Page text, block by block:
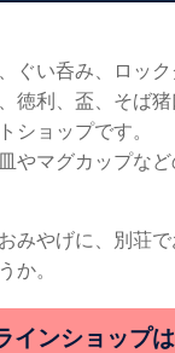
ぐい呑み、ロック
徳利、盃、そば
ショップです。
やマグカップな
みやげに、別荘
か。
インショップ